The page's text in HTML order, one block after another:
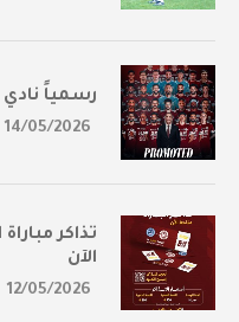
رسمياً
14/05/2026
تذاكر
الآن
12/05/2026